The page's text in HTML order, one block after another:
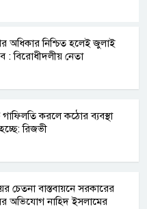
অধিকার নিশ্চিত হলেই জুলাই
: বিরোধীদলীয় নেতা
গাফিলতি করলে কঠোর ব্যবস্থা
রিজভী
চেতনা বাস্তবায়নে সরকারের
অভিযোগ নাহিদ ইসলামের